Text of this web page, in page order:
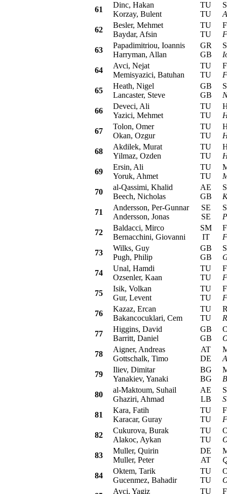
61
Dinc, Hakan
Korzay, Bulent
TU
TU
62
Besler, Mehmet
Baydar, Afsin
TU
TU
63
Papadimitriou, Ioannis
Harryman, Allan
GR
GB
64
Avci, Nejat
Memisyazici, Batuhan
TU
TU
65
Heath, Nigel
Lancaster, Steve
GB
GB
66
Deveci, Ali
Yazici, Mehmet
TU
TU
67
Tolon, Omer
Okan, Ozgur
TU
TU
68
Akdilek, Murat
Yilmaz, Ozden
TU
TU
69
Ersin, Ali
Yoruk, Ahmet
TU
TU
70
al-Qassimi, Khalid
Beech, Nicholas
AE
GB
71
Andersson, Per-Gunnar
Andersson, Jonas
SE
SE
72
Baldacci, Mirco
Bernacchini, Giovanni
SM
IT
73
Wilks, Guy
Pugh, Philip
GB
GB
74
Unal, Hamdi
Ozsenler, Kaan
TU
TU
75
Isik, Volkan
Gur, Levent
TU
TU
76
Kazaz, Ercan
Bakancocuklari, Cem
TU
TU
77
Higgins, David
Barritt, Daniel
GB
GB
78
Aigner, Andreas
Gottschalk, Timo
AT
DE
79
Iliev, Dimitar
Yanakiev, Yanaki
BG
BG
80
al-Maktoum, Suhail
Ghaziri, Ahmad
AE
LB
81
Kara, Fatih
Karacar, Guray
TU
TU
82
Cukurova, Burak
Alakoc, Aykan
TU
TU
83
Muller, Quirin
Muller, Peter
DE
AT
84
Oktem, Tarik
Gucenmez, Bahadir
TU
TU
Avci, Yagiz TU